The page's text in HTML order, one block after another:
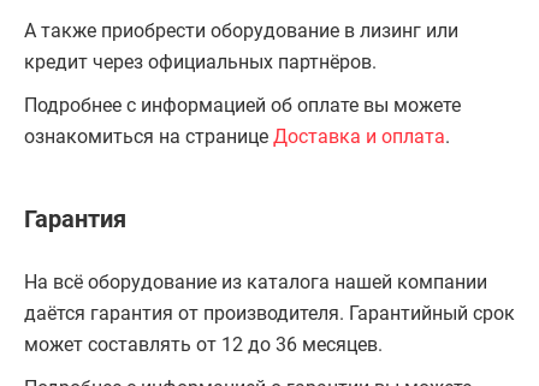
А также приобрести оборудование в лизинг или
кредит через официальных партнёров.
Подробнее с информацией об оплате вы можете
ознакомиться на странице Доставка и оплата.
Гарантия
На всё оборудование из каталога нашей компании
даётся гарантия от производителя. Гарантийный срок
может составлять от 12 до 36 месяцев.